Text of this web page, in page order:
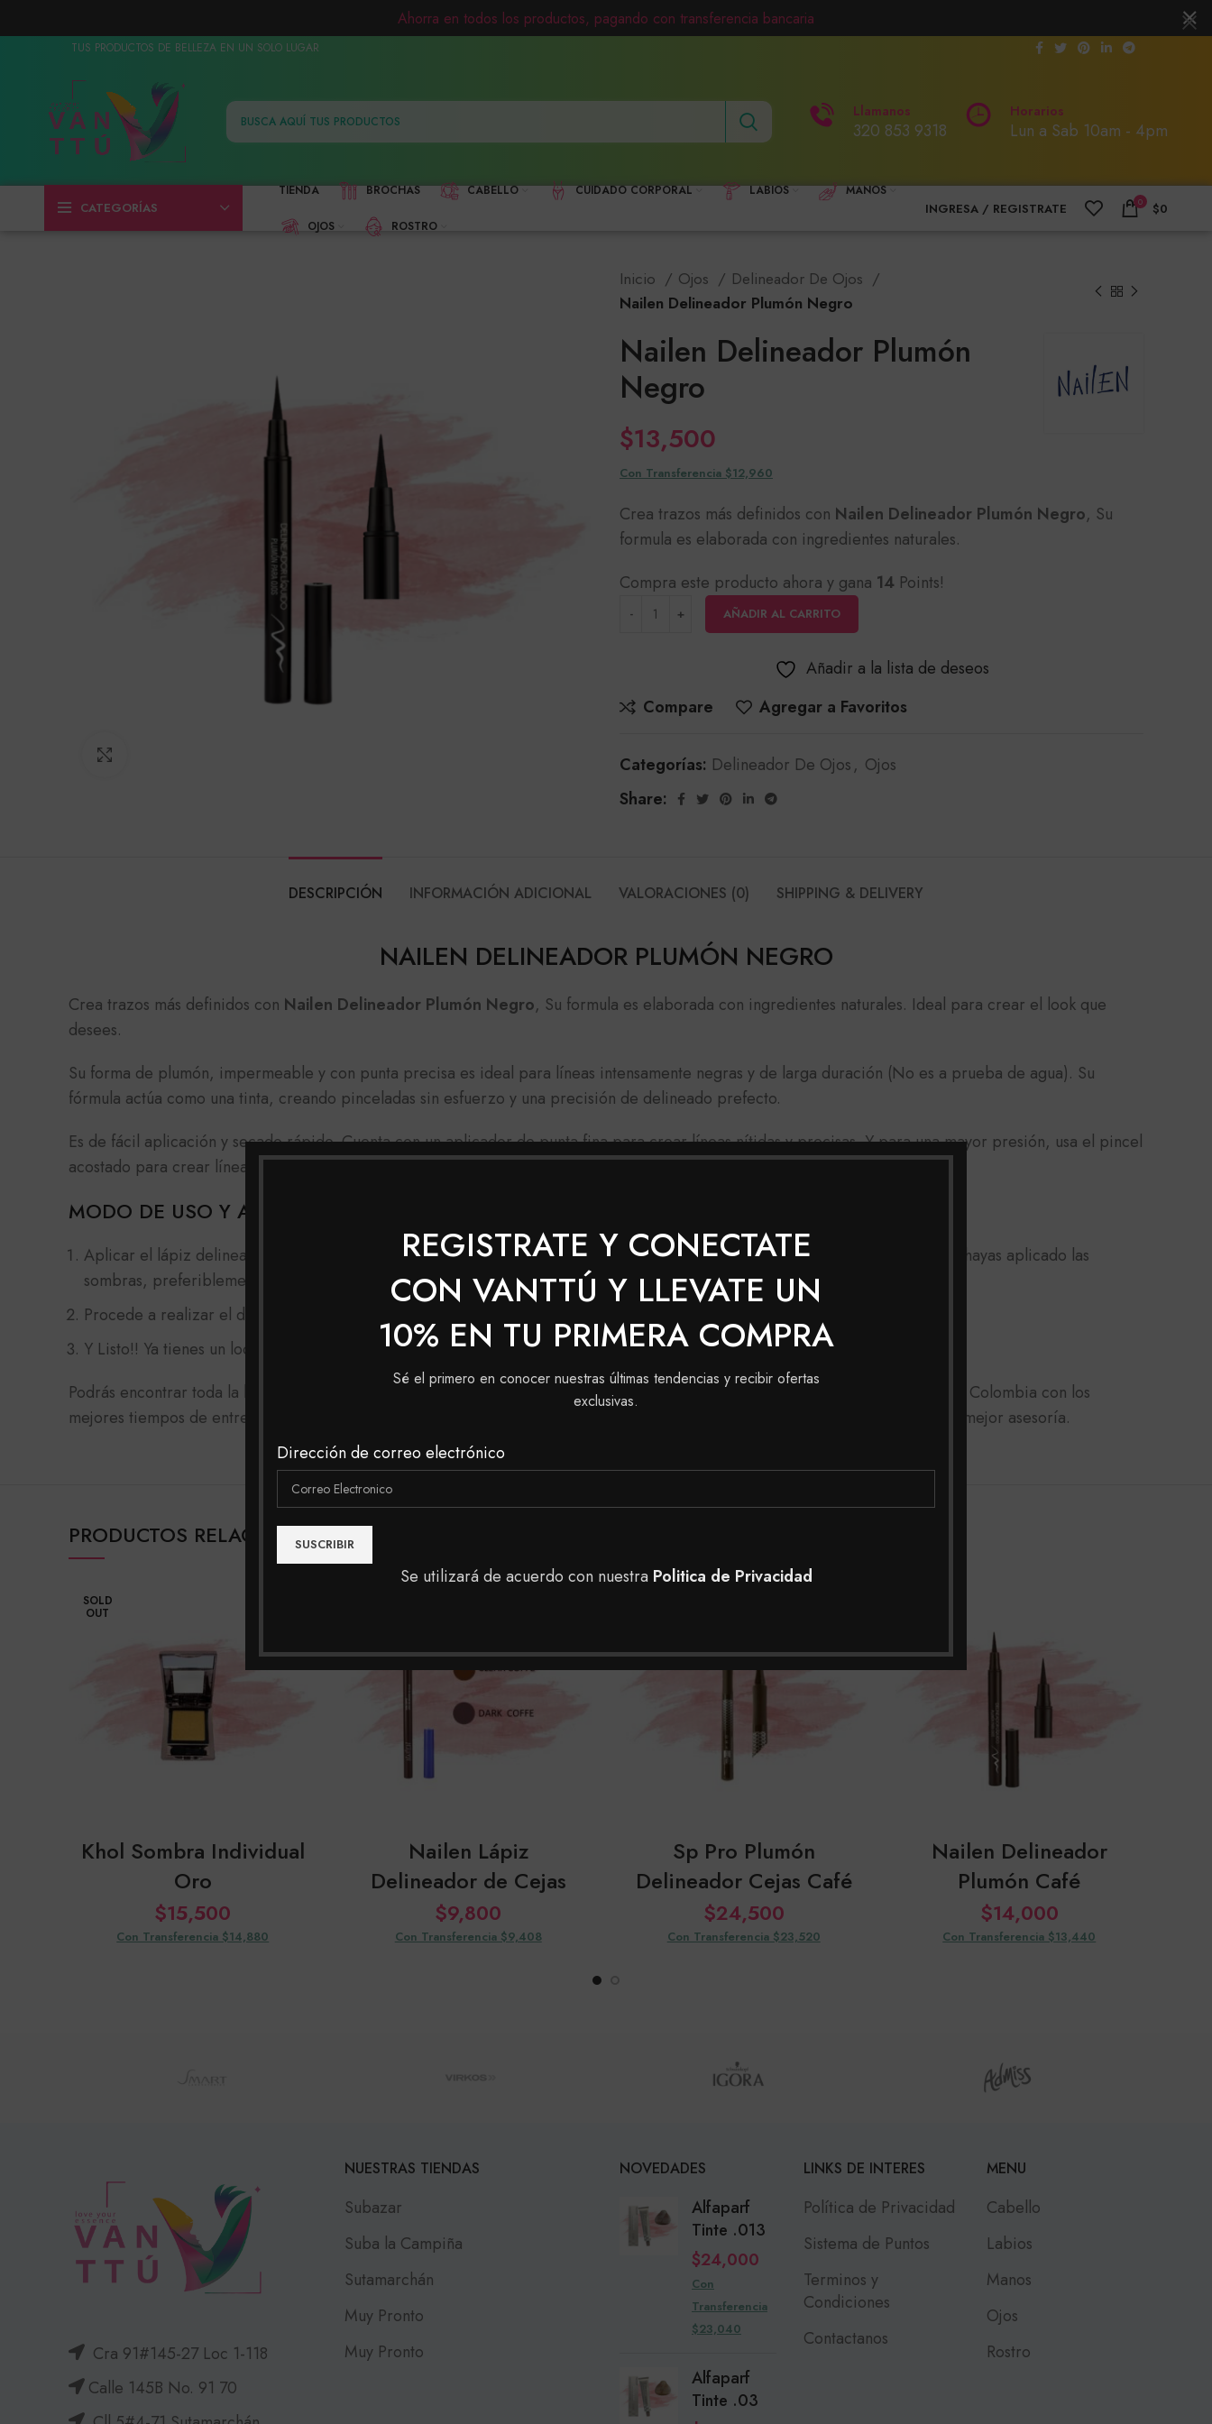
REGISTRATE Y CONECTATE
CON VANTTÚ Y LLEVATE UN
10% EN TU PRIMERA COMPRA
Sé el primero en conocer nuestras últimas tendencias y recibir ofertas
exclusivas.
Dirección de correo electrónico
Se utilizará de acuerdo con nuestra Politica de Privacidad
TUS PRODUCTOS DE BELLEZA EN UN SOLO LUGAR
Llamanos
320 853 9318
Horarios
Lun a Sab 10am - 4pm
CATEGORÍAS
TIENDA BROCHAS CABELLO CUIDADO CORPORAL LABIOS MANOS
OJOS ROSTRO
INGRESA / REGISTRATE 0 $0
Inicio Ojos
Delineador De Ojos
Nailen Delineador Plumón Negro
Nailen Delineador Plumón
Negro
$13,500
Con Transferencia $12,960
Crea trazos más definidos con Nailen Delineador Plumón Negro, Su
formula es elaborada con ingredientes naturales.
Compra este producto ahora y gana 14 Points!
AÑADIR AL CARRITO
Añadir a la lista de deseos
Compare
Agregar a Favoritos
Categorías: Delineador De Ojos, Ojos
Share:
DESCRIPCIÓN INFORMACIÓN ADICIONAL VALORACIONES (0) SHIPPING & DELIVERY
NAILEN DELINEADOR PLUMÓN NEGRO
Crea trazos más definidos con Nailen Delineador Plumón Negro, Su formula es elaborada con ingredientes naturales. Ideal para crear el look que
desees.
Su forma de plumón, impermeable y con punta precisa es ideal para líneas intensamente negras y de larga duración (No es a prueba de agua). Su
fórmula actúa como una tinta, creando pinceladas sin esfuerzo y una precisión de delineado prefecto.
Es de fácil aplicación y secado rápido. Cuenta con un aplicador de punta fina para crear líneas nítidas y precisas. Y para una mayor presión, usa el pincel
acostado para crear líneas más gruesas e intensas.
MODO DE USO Y APLICAIÓN NAILEN DELINEADOR PLUMÓN
Aplicar el lápiz delineador antes de la pestañina y ten en cuenta que tu ojos deben estar listos y preparados, es decir, que ya hayas aplicado las
sombras, preferiblemente.
Procede a realizar el delineado con la técnica de tu preferencia.
Y Listo!! Ya tienes un look hermoso y elaborado.
Podrás encontrar toda la
línea de lápices delineadores para ojos
en nuestra tienda, puedes realizar tu pedido a domicilio a toda Colombia con los
mejores tiempos de entrega. O también visita nuestras tiendas físicas ubicadas en Bogotá y Boyacá Sutamarchan para tener una mejor asesoría.
PRODUCTOS RELACIONADOS
SOLD
OUT
Khol Sombra Individual
Oro
$15,500
Con Transferencia $14,880
Nailen Lápiz
Delineador de Cejas
$9,800
Con Transferencia $9,408
Sp Pro Plumón
Delineador Cejas Café
$24,500
Con Transferencia $23,520
Nailen Delineador
Plumón Café
$14,000
Con Transferencia $13,440
Cra 91#145-27 Loc 1-118
Calle 145B No. 91 70
NUESTRAS TIENDAS
Subazar
Suba la Campiña
Sutamarchán
Muy Pronto
Muy Pronto
NOVEDADES
Alfaparf
Tinte .013
$24,000
Con
Transferencia
$23,040
Alfaparf
Tinte .03
LINKS DE INTERES
Política de Privacidad
Sistema de Puntos
Terminos y
Condiciones
Contactanos
MENU
Cabello
Labios
Manos
Ojos
Rostro
Ahorra en todos los productos, pagando con transferencia bancaria